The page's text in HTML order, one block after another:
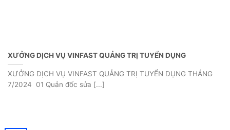
XƯỞNG DỊCH VỤ VINFAST QUẢNG TRỊ TUYỂN DỤNG
XƯỞNG DỊCH VỤ VINFAST QUẢNG TRỊ TUYỂN DỤNG THÁNG
7/2024 ️ 01 Quản đốc sửa [...]